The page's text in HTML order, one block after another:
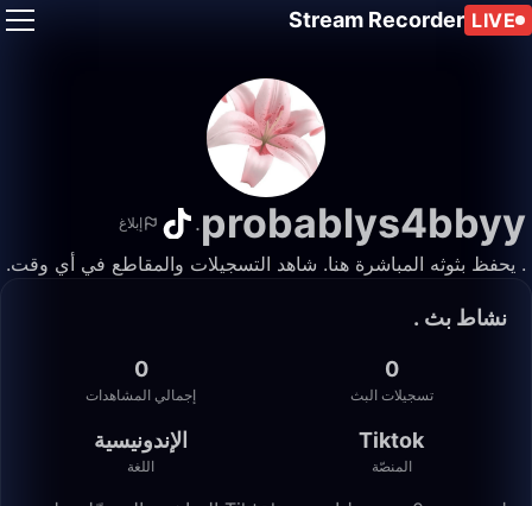
LIVE
Stream Recorder
probablys4bbyy
. إبلاغ
. يحفظ بثوثه المباشرة هنا. شاهد التسجيلات والمقاطع في أي وقت.
نشاط بث .
0
تسجيلات البث
0
إجمالي المشاهدات
Tiktok
المنصّة
الإندونيسية
اللغة